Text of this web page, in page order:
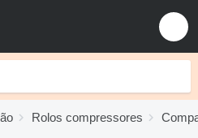
Rolos compressores